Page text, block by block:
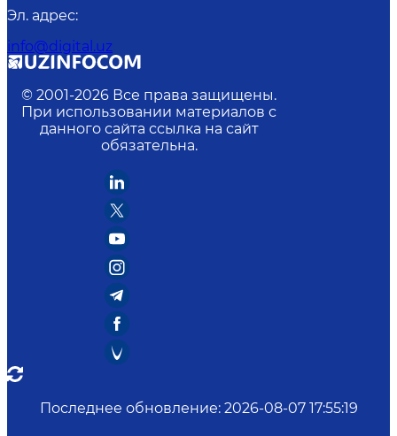
Эл. адрес:
info@digital.uz
© 2001-2026 Все права защищены.
При использовании материалов с
данного сайта ссылка на сайт
обязательна.
Последнее обновление: 2026-08-07 17:55:19